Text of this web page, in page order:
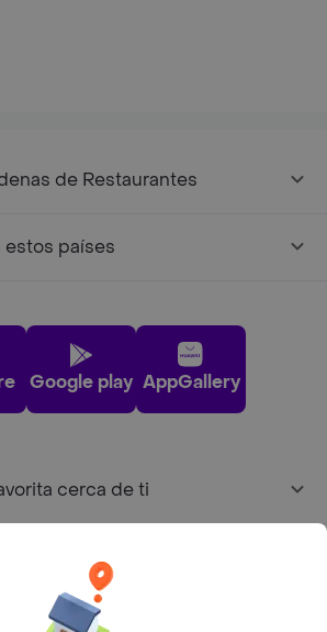
de Restaurantes
estos países
Google play AppGallery
cerca de ti